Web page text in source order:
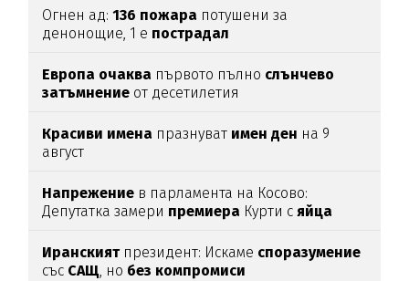
Огнен ад:136 пожара потушени за
денонощие, 1 е пострадал
Европа очаква първото пълно слънчево
затъмнение от десетилетия
Красиви имена празнуват имен ден на 9
август
Напрежение в парламента на Косово:
Депутатка замери премиера Курти сяйца
Иранскиятпрезидент: Искаме споразумение
със САЩ, но без компромиси